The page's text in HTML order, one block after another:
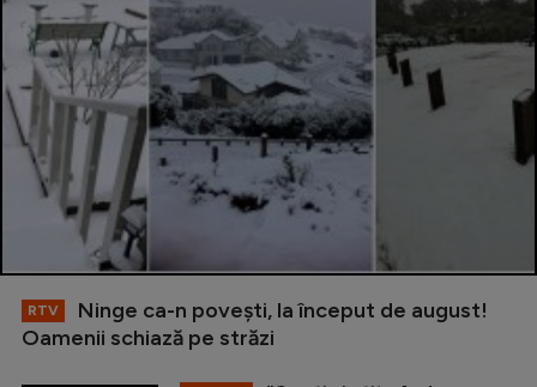
RTV
Ninge ca-n povești, la început de august!
Oamenii schiază pe străzi